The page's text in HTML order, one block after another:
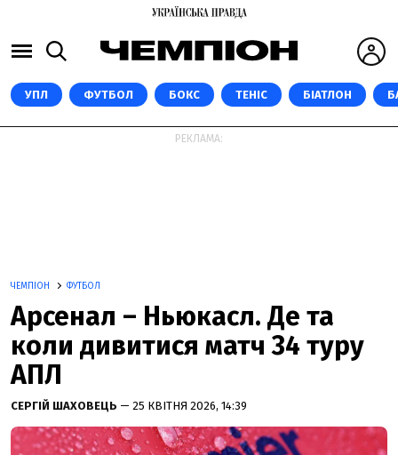
УПЛ ФУТБОЛ БОКС ТЕНІС БІАТЛОН
РЕКЛАМА:
ЧЕМПІОН ФУТБОЛ
Арсенал – Ньюкасл. Де та
коли дивитися матч 34 туру
АПЛ
СЕРГІЙ ШАХОВЕЦЬ — 25 КВІТНЯ 2026, 14:39